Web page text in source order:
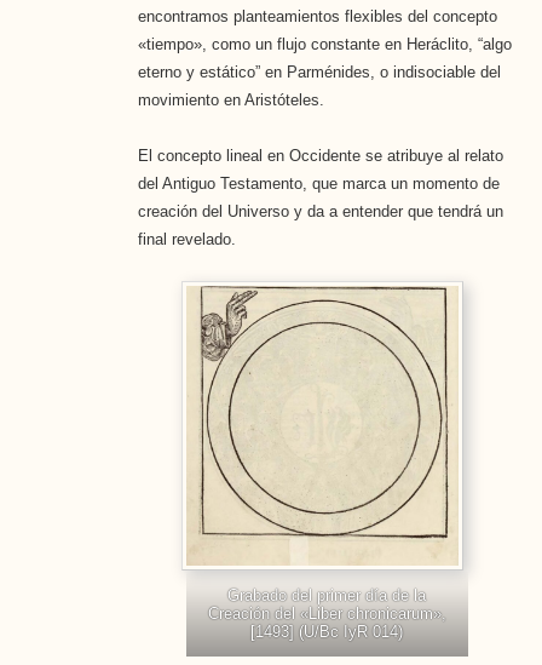
encontramos planteamientos flexibles del concepto
«tiempo», como un flujo constante en Heráclito, “algo
eterno y estático” en Parménides, o indisociable del
movimiento en Aristóteles.
El concepto lineal en Occidente se atribuye al relato
del Antiguo Testamento, que marca un momento de
creación del Universo y da a entender que tendrá un
final revelado.
Grabado del primer día de la
Creación del «Liber chronicarum»,
[1493] (U/Bc IyR 014)